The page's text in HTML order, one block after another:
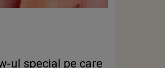
ul special pe care